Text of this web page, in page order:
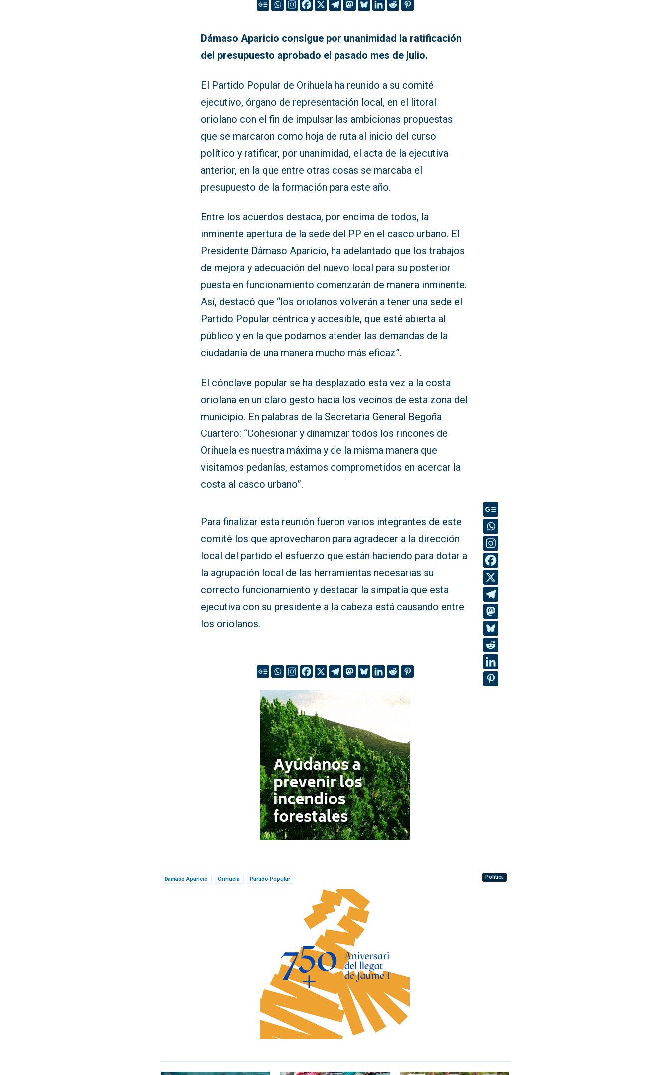
Dámaso Aparicio consigue por unanimidad la ratificación
del presupuesto aprobado el pasado mes de julio.
El Partido Popular de Orihuela ha reunido a su comité
ejecutivo, órgano de representación local, en el litoral
oriolano con el fin de impulsar las ambicionas propuestas
que se marcaron como hoja de ruta al inicio del curso
político y ratificar, por unanimidad, el acta de la ejecutiva
anterior, en la que entre otras cosas se marcaba el
presupuesto de la formación para este año.
Entre los acuerdos destaca, por encima de todos, la
inminente apertura de la sede del PP en el casco urbano. El
Presidente Dámaso Aparicio, ha adelantado que los trabajos
de mejora y adecuación del nuevo local para su posterior
puesta en funcionamiento comenzarán de manera inminente.
Así, destacó que “los oriolanos volverán a tener una sede el
Partido Popular céntrica y accesible, que esté abierta al
público y en la que podamos atender las demandas de la
ciudadanía de una manera mucho más eficaz”.
El cónclave popular se ha desplazado esta vez a la costa
oriolana en un claro gesto hacia los vecinos de esta zona del
municipio. En palabras de la Secretaria General Begoña
Cuartero: “Cohesionar y dinamizar todos los rincones de
Orihuela es nuestra máxima y de la misma manera que
visitamos pedanías, estamos comprometidos en acercar la
costa al casco urbano”.
Para finalizar esta reunión fueron varios integrantes de este
comité los que aprovecharon para agradecer a la dirección
local del partido el esfuerzo que están haciendo para dotar a
la agrupación local de las herramientas necesarias su
correcto funcionamiento y destacar la simpatía que esta
ejecutiva con su presidente a la cabeza está causando entre
los oriolanos.
Dámaso Aparicio Orihuela Partido Popular Política